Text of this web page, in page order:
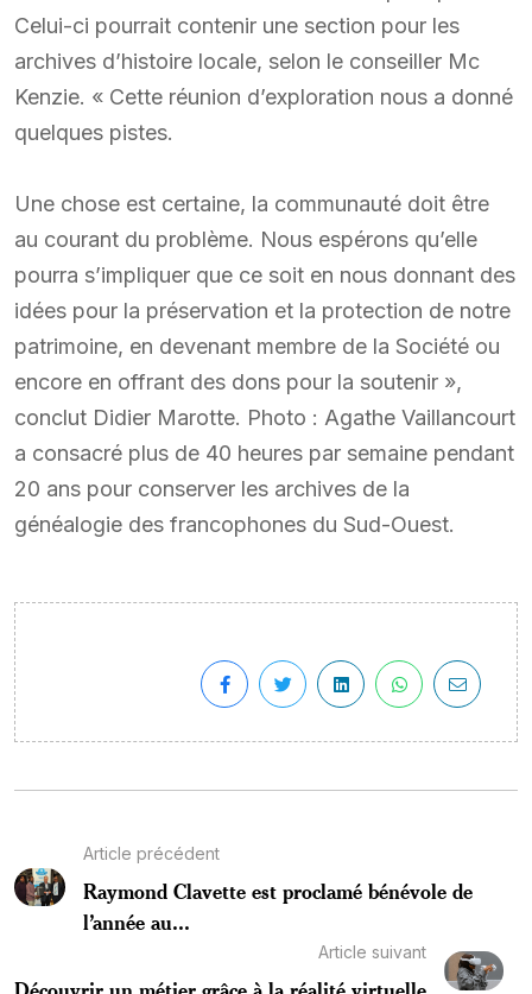
Celui-ci pourrait contenir une section pour les
archives d’histoire locale, selon le conseiller Mc
Kenzie. « Cette réunion d’exploration nous a donné
quelques pistes.
Une chose est certaine, la communauté doit être
au courant du problème. Nous espérons qu’elle
pourra s’impliquer que ce soit en nous donnant des
idées pour la préservation et la protection de notre
patrimoine, en devenant membre de la Société ou
encore en offrant des dons pour la soutenir »,
conclut Didier Marotte. Photo : Agathe Vaillancourt
a consacré plus de 40 heures par semaine pendant
20 ans pour conserver les archives de la
généalogie des francophones du Sud-Ouest.
Article précédent
Raymond Clavette est proclamé bénévole de
l’année au...
Article suivant